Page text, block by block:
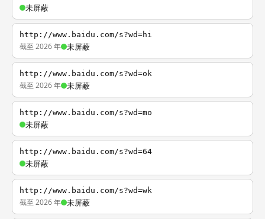
未屏蔽
http://www.baidu.com/s?wd=hi
截至 2026 年 未屏蔽
http://www.baidu.com/s?wd=ok
截至 2026 年 未屏蔽
http://www.baidu.com/s?wd=mo
未屏蔽
http://www.baidu.com/s?wd=64
未屏蔽
http://www.baidu.com/s?wd=wk
截至 2026 年 未屏蔽